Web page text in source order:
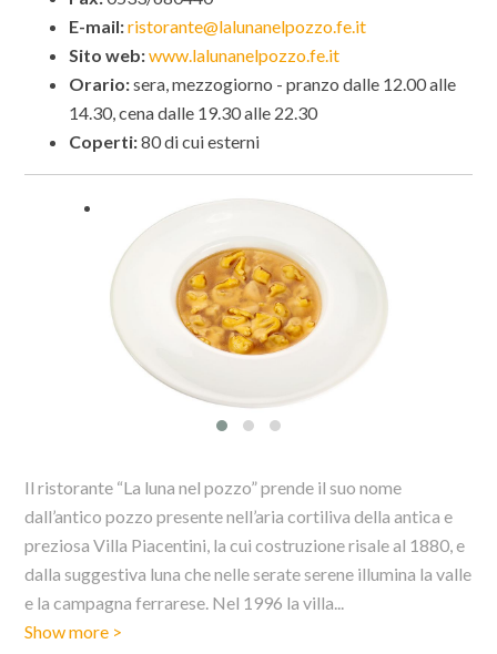
Il ristorante “La luna nel pozzo” prende il suo nome
dall’antico pozzo presente nell’aria cortiliva della antica e
preziosa Villa Piacentini, la cui costruzione risale al 1880, e
dalla suggestiva luna che nelle serate serene illumina la valle
e la campagna ferrarese. Nel 1996 la villa...
Show more >
E-mail:ristorante@lalunanelpozzo.fe.it
Sito web:www.lalunanelpozzo.fe.it
Orario:sera, mezzogiorno - pranzo dalle 12.00 alle
14.30, cena dalle 19.30 alle 22.30
Coperti:80 di cui esterni